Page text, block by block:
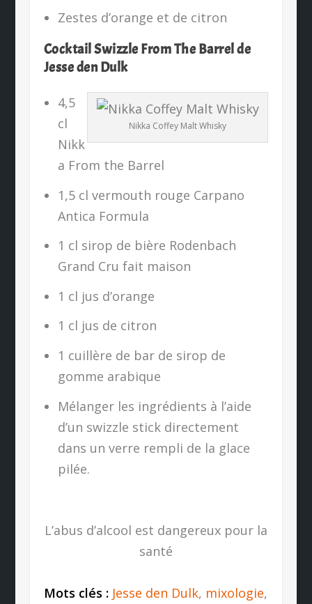
Zestes d’orange et de citron
Cocktail Swizzle From The Barrel de
Jesse den Dulk
Nikka Coffey Malt Whisky
4,5
cl
Nikk
a From the Barrel
1,5 cl vermouth rouge Carpano
Antica Formula
1 cl sirop de bière Rodenbach
Grand Cru fait maison
1 cl jus d’orange
1 cl jus de citron
1 cuillère de bar de sirop de
gomme arabique
Mélanger les ingrédients à l’aide
d’un swizzle stick directement
dans un verre rempli de la glace
pilée.
L’abus d’alcool est dangereux pour la
santé
Mots clés : Jesse den Dulk, mixologie,